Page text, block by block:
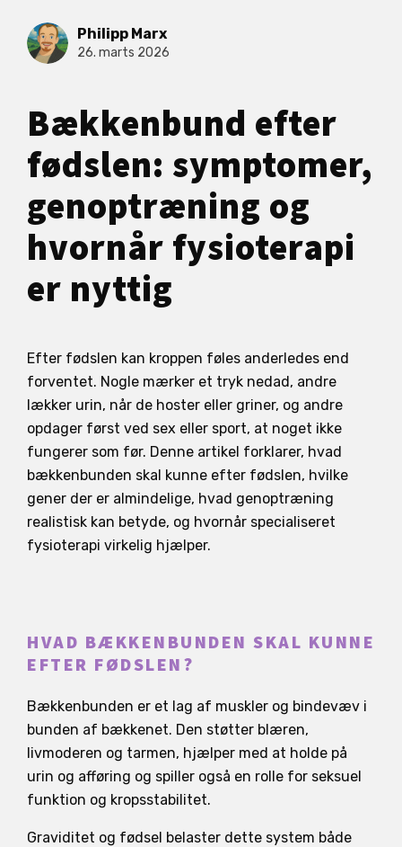
Philipp Marx
26. marts 2026
Bækkenbund efter
fødslen: symptomer,
genoptræning og
hvornår fysioterapi
er nyttig
Efter fødslen kan kroppen føles anderledes end
forventet. Nogle mærker et tryk nedad, andre
lækker urin, når de hoster eller griner, og andre
opdager først ved sex eller sport, at noget ikke
fungerer som før. Denne artikel forklarer, hvad
bækkenbunden skal kunne efter fødslen, hvilke
gener der er almindelige, hvad genoptræning
realistisk kan betyde, og hvornår specialiseret
fysioterapi virkelig hjælper.
HVAD BÆKKENBUNDEN SKAL KUNNE
EFTER FØDSLEN?
Bækkenbunden er et lag af muskler og bindevæv i
bunden af bækkenet. Den støtter blæren,
livmoderen og tarmen, hjælper med at holde på
urin og afføring og spiller også en rolle for seksuel
funktion og kropsstabilitet.
Graviditet og fødsel belaster dette system både